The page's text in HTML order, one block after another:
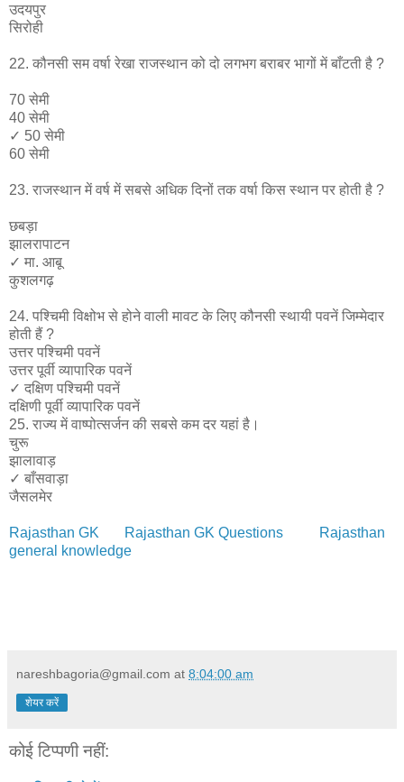
उदयपुर
सिरोही
22. कौनसी सम वर्षा रेखा राजस्थान को दो लगभग बराबर भागों में बाँटती है ?
70 सेमी
40 सेमी
✓​ 50 सेमी
60 सेमी
23. राजस्थान में वर्ष में सबसे अधिक दिनों तक वर्षा किस स्थान पर होती है ?
छबड़ा
झालरापाटन
✓​ मा. आबू
कुशलगढ़
24. पश्चिमी विक्षोभ से होने वाली मावट के लिए कौनसी स्थायी पवनें जिम्मेदार
होती हैं ?
उत्तर पश्चिमी पवनें
उत्तर पूर्वी व्यापारिक पवनें
✓​ दक्षिण पश्चिमी पवनें
दक्षिणी पूर्वी व्यापारिक पवनें
25. राज्य में वाष्पोत्सर्जन की सबसे कम दर यहां है।
चुरू
झालावाड़
✓​ बाँसवाड़ा
जैसलमेर
Rajasthan GK Rajasthan GK Questions
Rajasthan
general knowledge
nareshbagoria@gmail.com at 8:04:00 am
शेयर करें
कोई टिप्पणी नहीं: